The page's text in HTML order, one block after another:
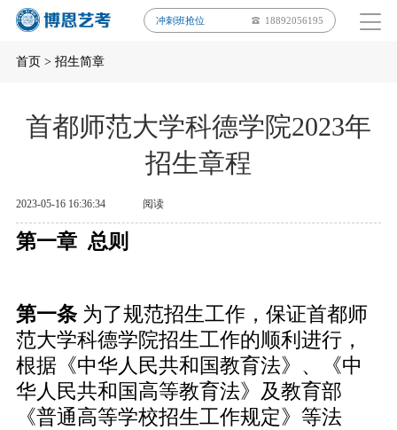
冲刺班抢位 18892056195
首页> 招生简章
首都师范大学科德学院2023年
招生章程
2023-05-16 16:36:34 阅读
第一章 总则
第一条 为了规范招生工作，保证首都师
范大学科德学院招生工作的顺利进行，
根据《中华人民共和国教育法》、《中
华人民共和国高等教育法》及教育部
《普通高等学校招生工作规定》等法